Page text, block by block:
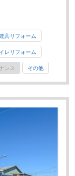
具リフォーム
レリフォーム
ンス その他